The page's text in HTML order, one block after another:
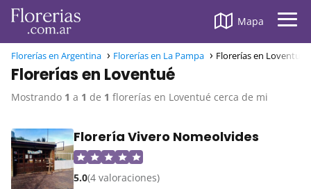
Mapa
Florerías en Argentina Florerías en La Pampa Florerías en Loventué
Florerías en Loventué
Mostrando 1 a 1 de 1 florerías en Loventué cerca de mi
Florería Vivero Nomeolvides
5.0(4 valoraciones)